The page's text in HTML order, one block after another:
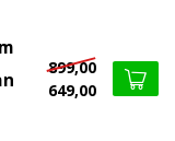
899,00
649,00